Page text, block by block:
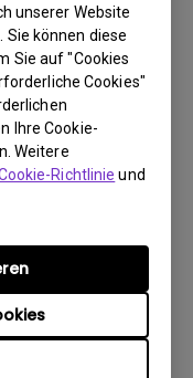
unserer Website
können diese
Sie auf "Cookies
Cookies"
Ihre Cookie-
Weitere
Richtlinie und
bereit.
da eventuell seine
Leuchtmittel
auf: